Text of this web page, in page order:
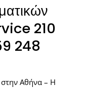
210
248
Αθήνα – Η